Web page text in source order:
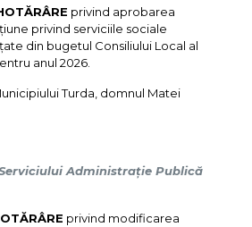
privind aprobarea
privind serviciile sociale
din bugetul Consiliului Local al
anul 2026.
Turda, domnul Matei
Administrație Publică
privind modificarea